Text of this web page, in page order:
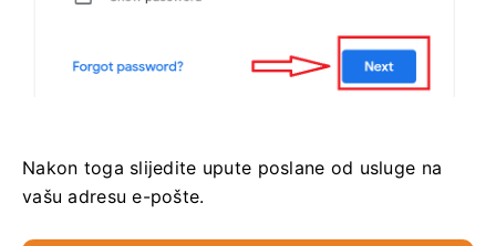
Nakon toga slijedite upute poslane od usluge na
vašu adresu e-pošte.